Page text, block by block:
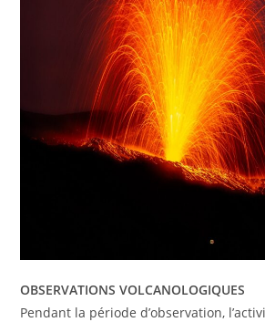
OBSERVATIONS VOLCANOLOGIQUES
Pendant la période d’observation,